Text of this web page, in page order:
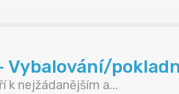
Vybalování/
k nejžádanějším a...